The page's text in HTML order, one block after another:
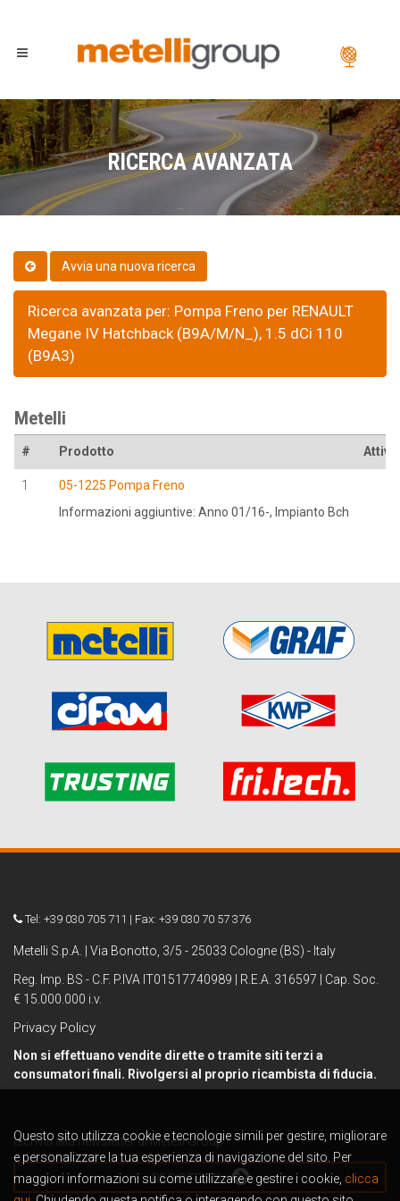
RICERCA AVANZATA
Ricerca avanzata per: Pompa Freno per RENAULT
Megane IV Hatchback (B9A/M/N_), 1.5 dCi 110
(B9A3)
Metelli
# Prodotto Attivo
1
05-1225 Pompa Freno
Informazioni aggiuntive: Anno 01/16-, Impianto Bch
Tel: +39 030 705 711 | Fax: +39 030 70 57 376
Metelli S.p.A. | Via Bonotto, 3/5 - 25033 Cologne (BS) - Italy
Reg. Imp. BS - C.F. P.IVA IT01517740989 | R.E.A. 316597 | Cap. Soc.
€ 15.000.000 i.v.
Privacy Policy
Non si effettuano vendite dirette o tramite siti terzi a
consumatori finali. Rivolgersi al proprio ricambista di fiducia.
Iscriviti alla newsletter di Metelli Group
REGISTRATI
Questo sito utilizza cookie e tecnologie simili per gestire, migliorare
e personalizzare la tua esperienza di navigazione del sito. Per
maggiori informazioni su come utilizzare e gestire i cookie, clicca